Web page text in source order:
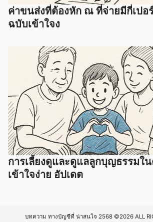
ค่าขนส่งที่ต้องหัก ณ ที่จ่ายมีกี่เปอ
ฉบับเข้าใจง
การเลี้ยงดูและดูแลลูกบุญธรรมใ
เข้าใจง่าย อัปเดต
บทความ ทางบัญชีที่ น่าสนใจ 2568 ©2026 ALL